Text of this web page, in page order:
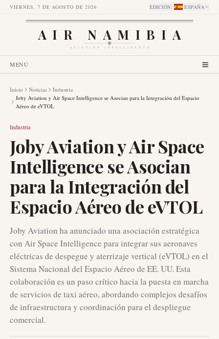
VIERNES, 7 DE AGOSTO DE 2026 EDICIÓN: ESPAÑA
AIR NAMIBIA
AVIATION INTELLIGENCE
MENÚ
Inicio Noticias
Industria
Joby Aviation y Air Space Intelligence se Asocian para la Integración del Espacio
Aéreo de eVTOL
Industria
Joby Aviation y Air Space
Intelligence se Asocian
para la Integración del
Espacio Aéreo de eVTOL
Joby Aviation ha anunciado una asociación estratégica
con Air Space Intelligence para integrar sus aeronaves
eléctricas de despegue y aterrizaje vertical (eVTOL) en el
Sistema Nacional del Espacio Aéreo de EE. UU. Esta
colaboración es un paso crítico hacia la puesta en marcha
de servicios de taxi aéreo, abordando complejos desafíos
de infraestructura y coordinación para el despliegue
comercial.